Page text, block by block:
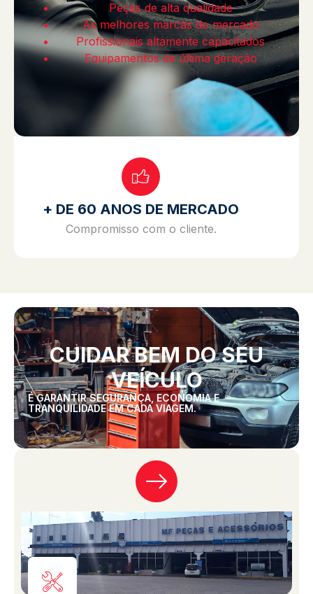
Peças de alta qualidade
As melhores marcas do mercado
Profissionais altamente capacitados
Equipamentos de última geração
+ DE 60 ANOS DE MERCADO
Compromisso com o cliente.
CUIDAR BEM DO SEU
VEÍCULO
É GARANTIR SEGURANÇA, ECONOMIA E
TRANQUILIDADE EM CADA VIAGEM.